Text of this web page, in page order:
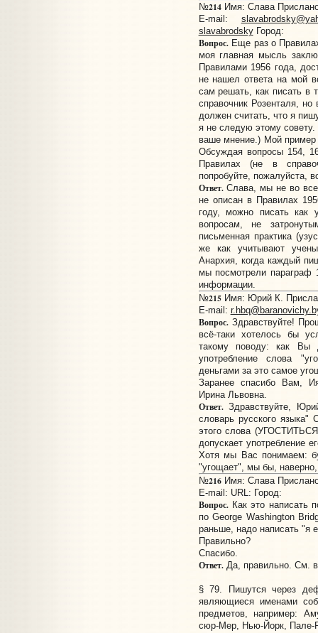
№214Имя: Слава
E-mail:
slavabrodskyГород:
Вопрос.Еще раз о
моя главная мысль
Правилами 1956 года,
не нашел ответа на мой
сам решать, как писать в
справочник Розенталя, но
должен считать, что я
я не следую этому
ваше мнение.) Мой пример
Обсуждая вопросы 154,
Правилах (не в
попробуйте, пожалуйста,
Ответ.Слава, мы не во
не описан в Правилах
году, можно писать как
вопросам, не
письменная практика
же как учитывают
Анархия, когда каждый
мы посмотрели параграф
информации.
№215Имя: Юрий К.
E-mail:
Вопрос.Здравствуйте!
всё-таки хотелось бы
такому поводу: как Вы
употребление слова
деньгами за это самое
Заранее спасибо Вам,
Ирина Львовна.
Ответ.Здравствуйте,
словарь русского
этого слова
допускает употребление
Хотя мы Вас понимаем:
"угощает", мы бы,
№216Имя: Слава
E-mail: URL: Город:
Вопрос.Как это написать
по George Washington
раньше, надо написать "я
Правильно?
Спасибо.
Ответ.Да, правильно. См. в
§ 79. Пишутся через
являющиеся именами
предметов, например:
сюр-Мер, Нью-Йорк, Пале-